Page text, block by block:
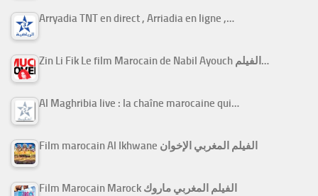
Arryadia TNT en direct , Arriadia en ligne ,…
Zin Li Fik Le film Marocain de Nabil Ayouch الفيلم…
Al Maghribia live : la chaîne marocaine qui…
Film marocain Al Ikhwane الفيلم المغربي الإخوان
Film Marocain Marock الفيلم المغربي ماروك